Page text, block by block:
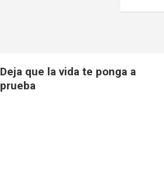
Deja que la vida te ponga a
prueba